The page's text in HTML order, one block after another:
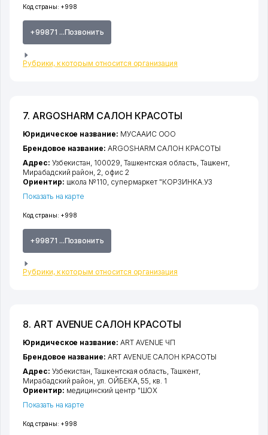
Код страны: +998
+99871 ...Позвонить
Рубрики, к которым относится организация
7. ARGOSHARM САЛОН КРАСОТЫ
Код страны: +998
+99871 ...Позвонить
Рубрики, к которым относится организация
Юридическое название: МУСААИС ООО
Брендовое название: ARGOSHARM САЛОН КРАСОТЫ
Адрес: Узбекистан, 100029, Ташкентская область, Ташкент,
Мирабадский район, 2, офис 2
Ориентир: школа №110, супермаркет "КОРЗИНКА.УЗ
Показать на карте
8. ART AVENUE САЛОН КРАСОТЫ
Код страны: +998
Юридическое название: ART AVENUE ЧП
Брендовое название: ART AVENUE САЛОН КРАСОТЫ
Адрес: Узбекистан,Ташкентская область,Ташкент,
Мирабадский район,ул. ОЙБЕКА, 55, кв. 1
Ориентир: медицинский центр "ШОХ
Показать на карте